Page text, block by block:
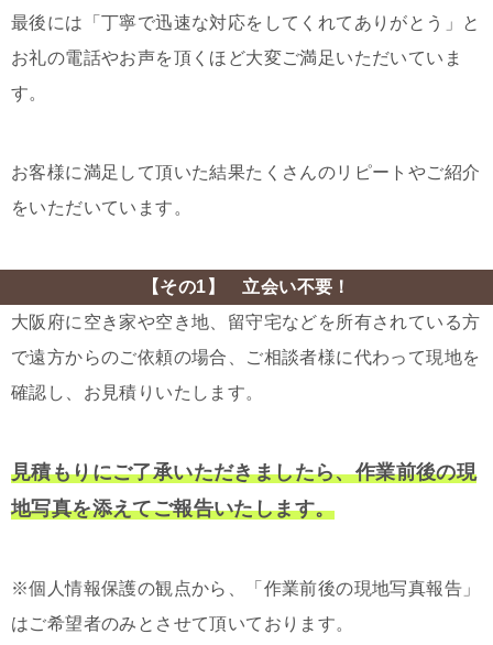
最後には「丁寧で迅速な対応をしてくれてありがとう」と
お礼の電話やお声を頂くほど大変ご満足いただいていま
す。
お客様に満足して頂いた結果たくさんのリピートやご紹介
をいただいています。
【その1】 立会い不要！
大阪府に空き家や空き地、留守宅などを所有されている方
で遠方からのご依頼の場合、ご相談者様に代わって現地を
確認し、お見積りいたします。
見積もりにご了承いただきましたら、作業前後の現
地写真を添えてご報告いたします。
※個人情報保護の観点から、「作業前後の現地写真報告」
はご希望者のみとさせて頂いております。